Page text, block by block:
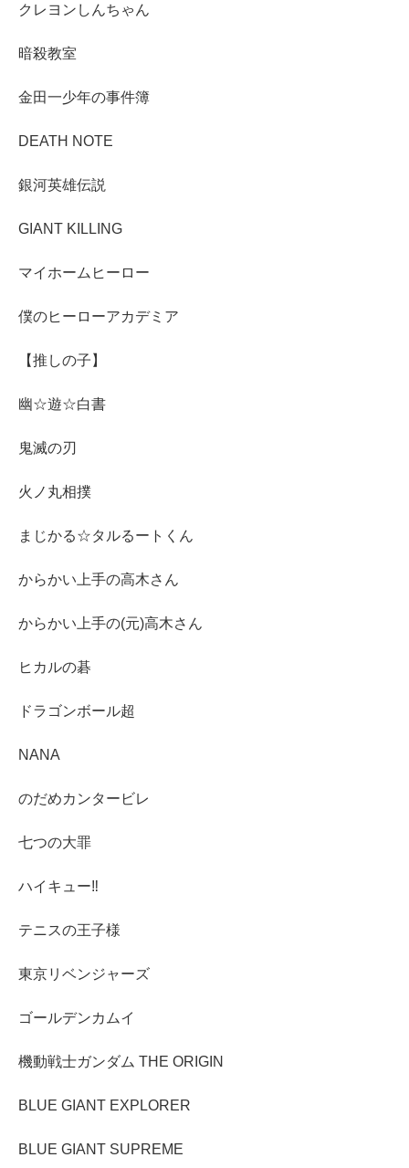
クレヨンしんちゃん
暗殺教室
金田一少年の事件簿
DEATH NOTE
銀河英雄伝説
GIANT KILLING
マイホームヒーロー
僕のヒーローアカデミア
【推しの子】
幽☆遊☆白書
鬼滅の刃
火ノ丸相撲
まじかる☆タルるートくん
からかい上手の高木さん
からかい上手の(元)高木さん
ヒカルの碁
ドラゴンボール超
NANA
のだめカンタービレ
七つの大罪
ハイキュー‼︎
テニスの王子様
東京リベンジャーズ
ゴールデンカムイ
機動戦士ガンダム THE ORIGIN
BLUE GIANT EXPLORER
BLUE GIANT SUPREME